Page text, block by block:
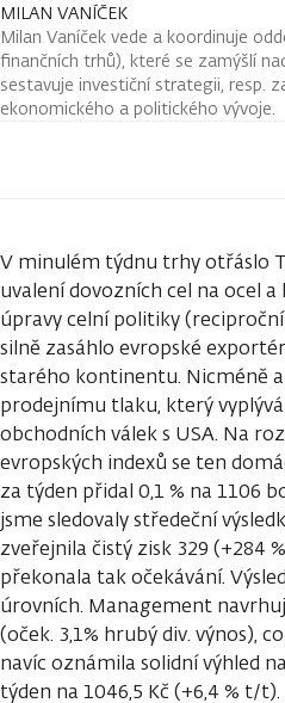
MILAN VANÍČEK
Milan Vaníček vede a koordinuje
finančních trhů), které se zamýšlí
sestavuje investiční strategii, resp.
ekonomického a politického vývoje.
V minulém týdnu trhy otřáslo
uvalení dovozních cel na ocel
úpravy celní politiky
silně zasáhlo evropské
starého kontinentu. Nicméně
prodejnímu tlaku, který
obchodních válek s USA. Na
evropských indexů se ten
za týden přidal 0,1 % na 1106
jsme sledovaly středeční
zveřejnila čistý zisk 329 (+284
překonala tak očekávání.
úrovních. Management
(oček. 3,1% hrubý div. výnos),
navíc oznámila solidní výhled
týden na 1046,5 Kč (+6,4 % t/